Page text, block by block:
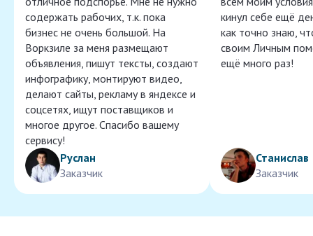
содержать рабочих, т.к. пока
бизнес не очень большой. На
Воркзиле за меня размещают
объявления, пишут тексты, создают
инфографику, монтируют видео,
делают сайты, рекламу в яндексе и
соцсетях, ищут поставщиков и
многое другое. Спасибо вашему
сервису!
Руслан
Заказчик
кинул себе ещё
как точно знаю,
своим Личным
ещё много раз!
Станислав
Заказчик